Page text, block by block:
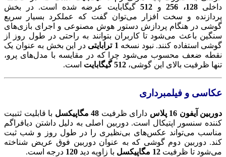
داخلی128، 256 و 512 گیگابایت عرضه شده است. در بخش
پردازنده و سخت افزار می‌توان گفت که عملکرد بسیار سریع
گوشی در هنگام پردازش دستور هوش مصنوعی و اجرای بازی‌های
سنگین باعث می‌شود تا کاربران بتوانند به راحتی در طول روز از
گوشی استفاده کنند. نبود نسخه 1 ترابایتی
در این بخش به عنوان یک
نقطه ضعف محسوب می‌شود چرا که در مقایسه با مدل‌های پرو،
تنها ظرفیت بالای این گوشی، 512 گیگابایت است.
عکاسی و فیلمبرداری
دوربین آیفون 16 پلاس دارای ظرفیت 48 مگاپیکسل
با قابلیت ثتبیت
کننده سنسور اپتیکال است. دوربین اصلی به دلیل داشتن دیافراگم
مناسب می‌تواند عکس‌های بی‌نظیری را در طول روز و شب ثبت
کند. دوربین دوم گوشی که به عنوان دوربین فوق عریض شناخته
می‌شود تا ظرفیت 12 مگاپیکسل با زاویه دید 120 درجه است.